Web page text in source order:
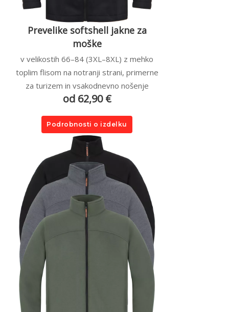
Prevelike softshell jakne za
moške
v velikostih 66–84 (3XL–8XL) z mehko
toplim flisom na notranji strani, primerne
za turizem in vsakodnevno nošenje
od 62,90 €
Podrobnosti o izdelku